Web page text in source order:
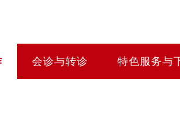
会诊与转诊 特色服务与